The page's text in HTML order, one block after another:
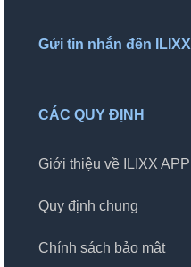
Gửi tin nhắn đến ILIXX
CÁC QUY ĐỊNH
Giới thiệu về ILIXX APP
Quy định chung
Chính sách bảo mật